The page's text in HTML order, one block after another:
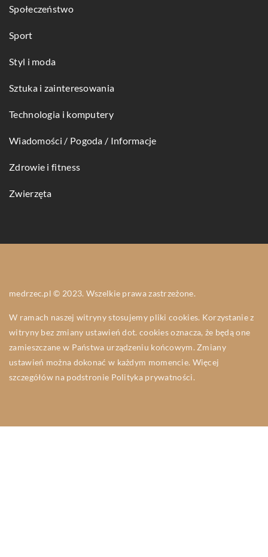
Społeczeństwo
Sport
Styl i moda
Sztuka i zainteresowania
Technologia i komputery
Wiadomości / Pogoda / Informacje
Zdrowie i fitness
Zwierzęta
medrzec.pl © 2023. Wszelkie prawa zastrzeżone.
W ramach naszej witryny stosujemy pliki cookies. Korzystanie z
witryny bez zmiany ustawień dot. cookies oznacza, że będą one
zamieszczane w Państwa urządzeniu końcowym. Zmiany
ustawień można dokonać w każdym momencie. Więcej
szczegółów na podstronie Polityka prywatności.